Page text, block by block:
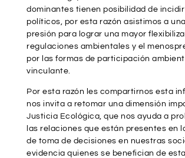
dominantes tienen posibilidad de
políticos, por esta razón asistimos a
presión para lograr una mayor
regulaciones ambientales y el
por las formas de participación
vinculante.
Por esta razón les compartirnos esta
nos invita a retomar una dimensión
Justicia Ecológica, que nos ayuda a
las relaciones que están presentes en
de toma de decisiones en nuestras
evidencia quienes se benefician de